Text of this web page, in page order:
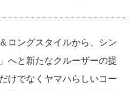
ロングスタイルから、シン
へと新たなクルーザーの提
けでなくヤマハらしいコー